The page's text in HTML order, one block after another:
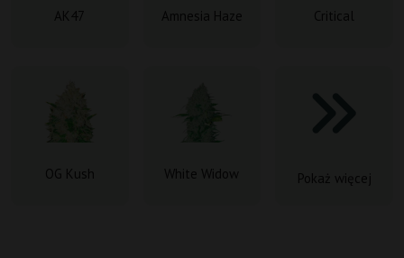
AK47 Amnesia Haze Critical
OG Kush White Widow Pokaż więcej